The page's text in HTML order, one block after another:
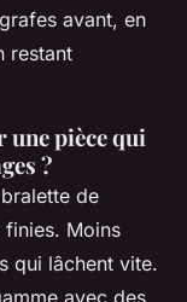
avant, en
restant
pièce qui
?
de
finies. Moins
qui lâchent vite.